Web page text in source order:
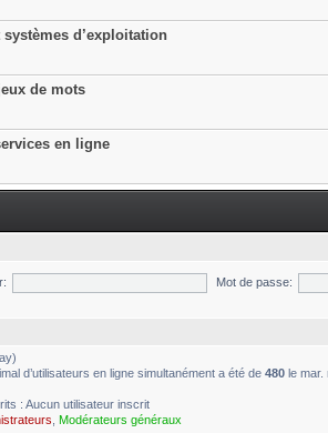
d’exploitation
de mots
en ligne
Mot de passe:
d’utilisateurs en ligne simultanément a été de 480 le mar.
: Aucun utilisateur inscrit
Modérateurs généraux